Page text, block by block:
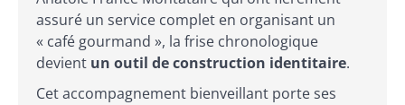
assuré un service complet en organisant un
« café gourmand », la frise chronologique
devient un outil de construction identitaire.
Cet accompagnement bienveillant porte ses